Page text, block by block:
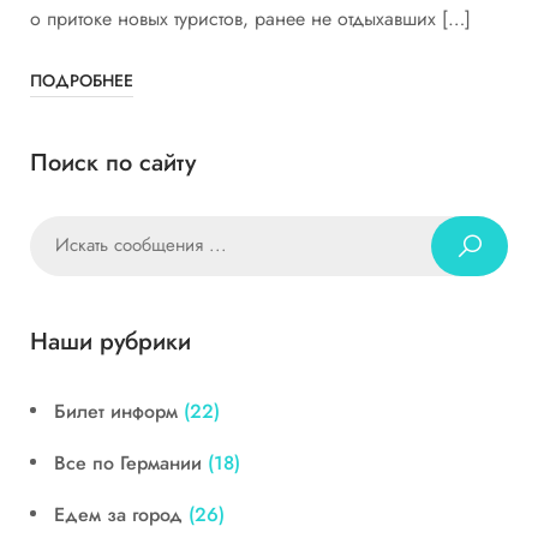
о притоке новых туристов, ранее не отдыхавших […]
ПОДРОБНЕЕ
Поиск по сайту
Наши рубрики
Билет информ (22)
Все по Германии (18)
Едем за город (26)